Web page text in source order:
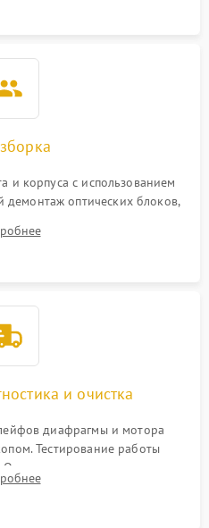
и корпуса с использованием
демонтаж оптических блоков,
маркировка положения
заводской центровки при
и очистка
диафрагмы и мотора
Тестирование работы
оптических элементов
спецрастворами без